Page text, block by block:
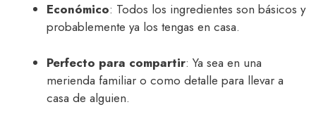
Económico: Todos los ingredientes son básicos y
probablemente ya los tengas en casa.
Perfecto para compartir: Ya sea en una
merienda familiar o como detalle para llevar a
casa de alguien.